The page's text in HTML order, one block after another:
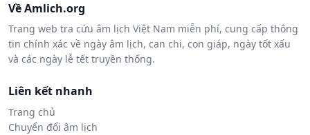
Về Amlich.org
Trang web tra cứu âm lịch Việt Nam miễn phí, cung cấp thông
tin chính xác về ngày âm lịch, can chi, con giáp, ngày tốt xấu
và các ngày lễ tết truyền thống.
Liên kết nhanh
Trang chủ
Chuyển đổi âm lịch